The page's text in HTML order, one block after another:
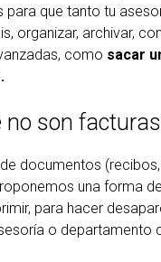
para que tanto tu
organizar, archivar,
como sacar
no son
documentos
una forma
para hacer
o departamento